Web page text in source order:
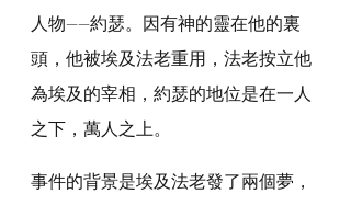
人物——約瑟。因有神的靈在他的裏
頭，他被埃及法老重用，法老按立他
為埃及的宰相，約瑟的地位是在一人
之下，萬人之上。
事件的背景是埃及法老發了兩個夢，